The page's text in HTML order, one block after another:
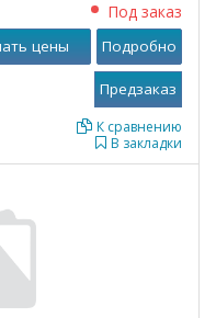
Под заказ
В закладки
К сравнению
цены Подробно